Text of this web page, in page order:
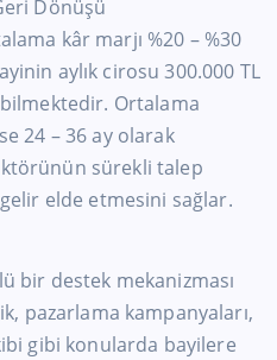
Dönüşü
kâr marjı %20 – %30
aylık cirosu 300.000 TL
Ortalama
24 – 36 ay olarak
sürekli talep
elde etmesini sağlar.
bir destek mekanizması
pazarlama kampanyaları,
gibi konularda bayilere